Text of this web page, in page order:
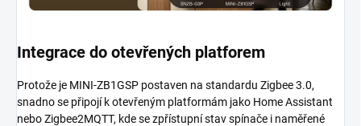
Integrace do otevřených platforem
Protože je MINI-ZB1GSP postaven na standardu Zigbee 3.0,
snadno se připojí k otevřeným platformám jako Home Assistant
nebo Zigbee2MQTT, kde se zpřístupní stav spínače i naměřené